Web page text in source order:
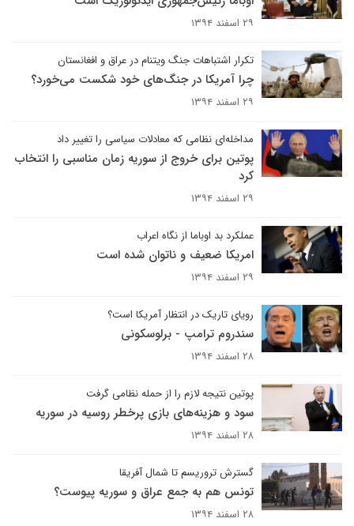
۲۹ اسفند ۱۳۹۴
تکرار اشتباهات جنگ ویتنام در عراق و افغانستان
چرا آمریکا در جنگ‌های خود شکست می‌خورد؟
۲۹ اسفند ۱۳۹۴
مداخله‌ای نظامی که معادلات سیاسی را تغییر داد
پوتین برای خروج از سوریه زمان مناسبی را انتخاب
کرد
۲۹ اسفند ۱۳۹۴
عملکرد بد اوباما از نگاه اعراب
امریکا ضعیف و ناتوان شده است
۲۹ اسفند ۱۳۹۴
رویای تاریک در انتظار آمریکا است؟
سندروم ترامپ - برلوسکونی
۲۸ اسفند ۱۳۹۴
پوتین نتیجه لازم را از حمله نظامی گرفت
سود و هزینه‌های بازی پرخطر روسیه در سوریه
۲۸ اسفند ۱۳۹۴
گسترش تروریسم تا شمال آفریقا
تونس هم به جمع عراق و سوریه پیوست؟
۲۸ اسفند ۱۳۹۴